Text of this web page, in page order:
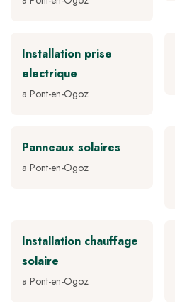
Installation prise
electrique
a Pont-en-Ogoz
Panneaux solaires
a Pont-en-Ogoz
Installation chauffage
solaire
a Pont-en-Ogoz